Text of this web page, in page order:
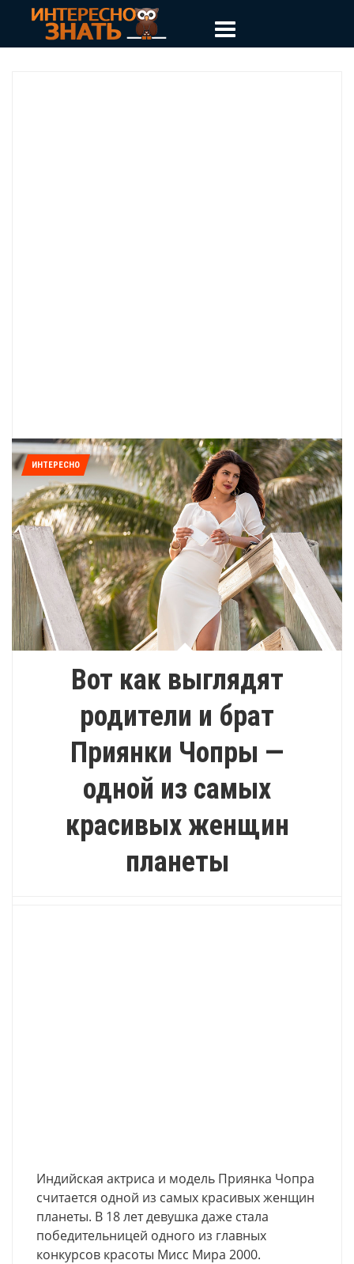
ИНТЕРЕСНО
Вот как выглядят
родители и брат
Приянки Чопры —
одной из самых
красивых женщин
планеты
Индийская актриса и модель Приянка Чопра
считается одной из самых красивых женщин
планеты. В 18 лет девушка даже стала
победительницей одного из главных
конкурсов красоты Мисс Мира 2000.